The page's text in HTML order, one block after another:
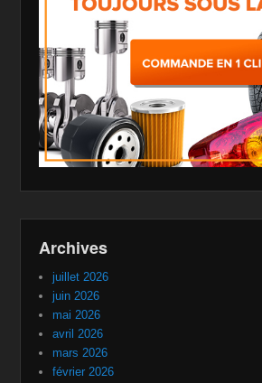
Archives
juillet 2026
juin 2026
mai 2026
avril 2026
mars 2026
février 2026